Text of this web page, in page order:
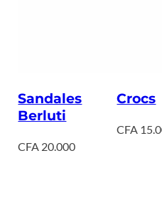
Sandales
Berluti
CFA 20.000
Crocs
CFA